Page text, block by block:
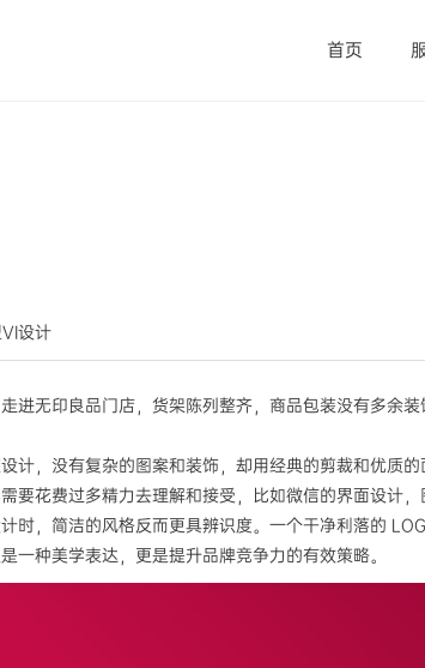
首页
设计
进无印良品门店，货架陈列整齐，商品包装没有多余
，没有复杂的图案和装饰，却用经典的剪裁和优质
花费过多精力去理解和接受，比如微信的界面设计
时，简洁的风格反而更具辨识度。一个干净利落的
种美学表达，更是提升品牌竞争力的有效策略。